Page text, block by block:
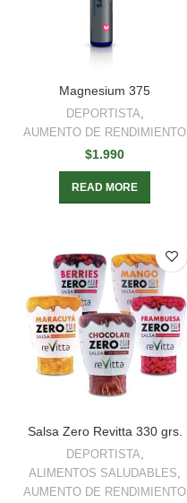
Magnesium 375
DEPORTISTA,
AUMENTO DE RENDIMIENTO
$1.990
READ MORE
Salsa Zero Revitta 330 grs.
DEPORTISTA,
ALIMENTOS SALUDABLES,
AUMENTO DE RENDIMIENTO